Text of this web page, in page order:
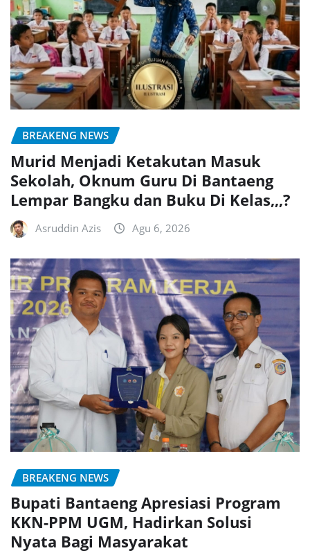
BREAKENG NEWS
Murid Menjadi Ketakutan Masuk
Sekolah, Oknum Guru Di Bantaeng
Lempar Bangku dan Buku Di Kelas,,,?
Asruddin Azis Agu 6, 2026
BREAKENG NEWS
Bupati Bantaeng Apresiasi Program
KKN-PPM UGM, Hadirkan Solusi
Nyata Bagi Masyarakat